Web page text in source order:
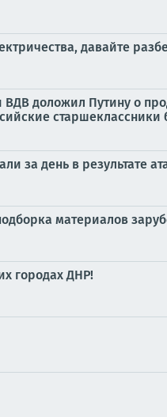
давайте
ВДВ доложил Путину о
старшеклассники
за день в результате
материалов
городах ДНР!